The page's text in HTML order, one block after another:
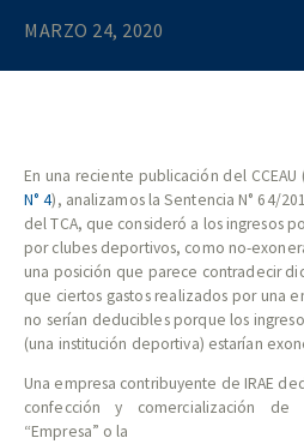
MARZO 24, 2020
En una reciente publicación del CCEAU
N° 4), analizamos la Sentencia N° 64/
del TCA, que consideró a los ingresos
por clubes deportivos, como no-
una posición que parece contradecir
que ciertos gastos realizados por una
no serían deducibles porque los
(una institución deportiva) estarían
Una empresa contribuyente de IRAE
confección y comercialización de
“Empresa” o la